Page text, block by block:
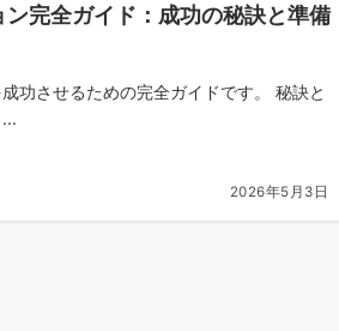
完全ガイド：成功の秘訣と準備
功させるための完全ガイドです。 秘訣と
2026年5月3日